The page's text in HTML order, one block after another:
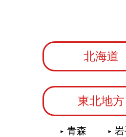
北海道
東北地方
青森